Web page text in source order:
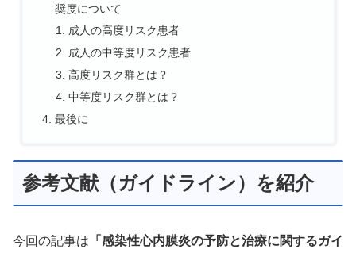
奨度について
成人の高度リスク患者
成人の中等度リスク患者
高度リスク群とは？
中等度リスク群とは？
最後に
参考文献（ガイドライン）を紹介
今回の記事は 「感染性心内膜炎の予防と治療に関するガイ